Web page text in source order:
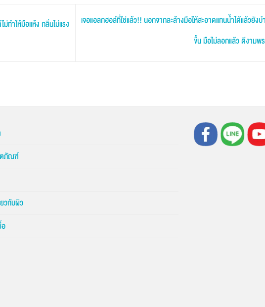
ทำให้มือแห้ง กลิ่นไม่แรง
เจอแอลกฮอล์ที่ใช่แล้ว!! นอกจากละล้างมือให้สะอาดแทนน้ำได้แล้วยัง
ขึ้น มือไม่ลอกแล้ว ดีงา
ตภัณฑ์
วกับผิว